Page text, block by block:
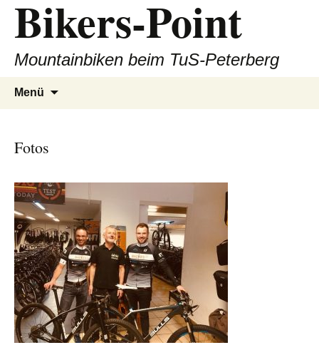
Zum
Inhalt
springen
Bikers-Point
Mountainbiken beim TuS-Peterberg
Menü
Fotos